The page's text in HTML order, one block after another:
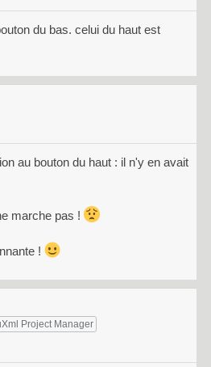
du bas. celui du haut est
au bouton du haut : il n'y en avait
marche pas !
!
Project Manager